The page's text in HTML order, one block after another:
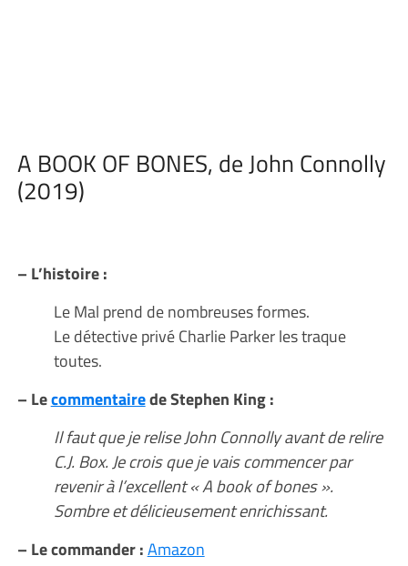
A BOOK OF BONES, de John Connolly
(2019)
– L’histoire :
Le Mal prend de nombreuses formes.
Le détective privé Charlie Parker les traque
toutes.
– Lecommentairede Stephen King :
Il faut que je relise John Connolly avant de relire
C.J. Box. Je crois que je vais commencer par
revenir à l’excellent « A book of bones ».
Sombre et délicieusement enrichissant.
– Le commander :Amazon